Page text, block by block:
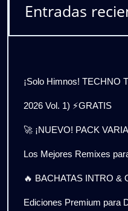
Entradas
¡Solo Himnos! TECHNO
2026 Vol. 1) ⚡GRATIS
🚀 ¡NUEVO! PACK
Los Mejores Remixes
🔥 BACHATAS INTRO &
Ediciones Premium para